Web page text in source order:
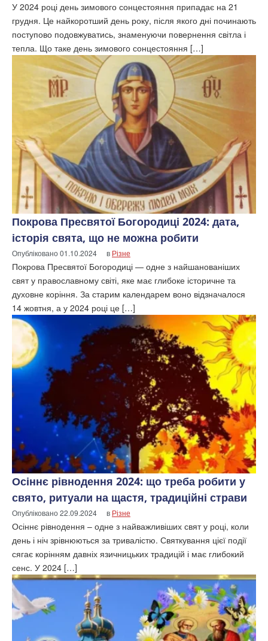
У 2024 році день зимового сонцестояння припадає на 21
грудня. Це найкоротший день року, після якого дні починають
поступово подовжуватись, знаменуючи повернення світла і
тепла. Що таке день зимового сонцестояння […]
Покрова Пресвятої Богородиці 2024: дата,
історія свята, що не можна робити
Опубліковано01.10.2024 в Різне
Покрова Пресвятої Богородиці — одне з найшанованіших
свят у православному світі, яке має глибоке історичне та
духовне коріння. За старим календарем воно відзначалося
14 жовтня, а у 2024 році це […]
Осіннє рівнодення 2024: що треба робити у
свято, ритуали на щастя, традиційні страви
Опубліковано22.09.2024 в Різне
Осіннє рівнодення – одне з найважливіших свят у році, коли
день і ніч зрівнюються за тривалістю. Святкування цієї події
сягає корінням давніх язичницьких традицій і має глибокий
сенс. У 2024 […]